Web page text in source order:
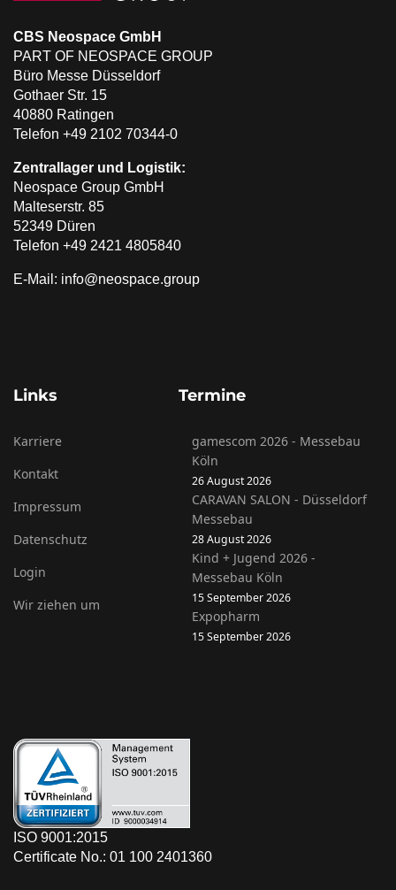
CBS Neospace GmbH
PART OF NEOSPACE GROUP
Büro Messe Düsseldorf
Gothaer Str. 15
40880 Ratingen
Telefon +49 2102 70344-0
Zentrallager und Logistik:
Neospace Group GmbH
Malteserstr. 85
52349 Düren
Telefon +49 2421 4805840
E-Mail: info@neospace.group
Links
Karriere
Kontakt
Impressum
Datenschutz
Login
Wir ziehen um
Termine
gamescom 2026 - Messebau
Köln
26 August 2026
CARAVAN SALON - Düsseldorf
Messebau
28 August 2026
Kind + Jugend 2026 -
Messebau Köln
15 September 2026
Expopharm
15 September 2026
ISO 9001:2015
Certificate No.: 01 100 2401360